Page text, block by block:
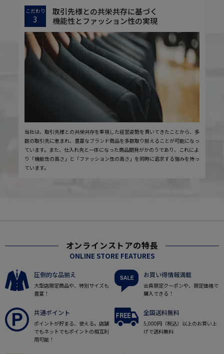
こだわり
3
取引先様との共栄共存に基づく
機能性とファッション性の実現
当社は、取引先様との共栄共存を重視した経営姿勢を貫いてきたことから、多
数の取引先に恵まれ、豊富なブランド商品を多数取り揃えることが可能になっ
ています。また、仕入れ先と一体になった商品開発がかのうであり、これによ
り「機能性の高さ」と「ファッション性の高さ」を同時に追求する強みを持っ
ています。
オンラインストアの特長
ONLINE STORE FEATURES
圧倒的な品揃え
大型店限定商品や、特別サイズも
豊富！
お買い得情報満載
会員限定クーポンや、限定価格で
購入できる！
共通ポイント
ポイントが貯まる、使える。店舗
でもネットでもポイントの相互利
用可能！
全国送料無料
5,000円（税込）以上のお買い上
げで送料無料